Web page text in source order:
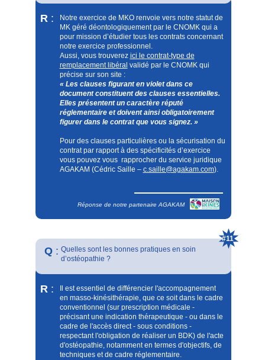
A noter qu’il n’existe pas d’ordre chez les
Ostéopathes.
Notre exercice de MKO renvoie vers notre statut de
MK géré déontologiquement par le CNOMK qui a
pour mission d’étudier tous les contrats concernant
notre exercice professionnel.
Aussi, vous trouverez ici le contrat-type de
remplacement libéral validé par le CNOMK qui
précise sur son site :
« Les clauses figurant en violet dans ce
document constituent des clauses essentielles.
Elles présentent un caractère réputé
réglementaire et doivent ainsi obligatoirement
figurer dans le contrat que vous signez. »
Pour des clauses particulières ou la sécurisation du
contrat par rapport à des spécificités d’exercice
vous pouvez vous rapprocher du service juridique
AGAKAM (Cédric Saille – c.saille@agakam.com).
R :
Réponse de notre partenaire AGAKAM
#11
Q:
R :
Il est essentiel de différencier l'accompagnement
en masso-kinésithérapie, que ce soit dans le cadre
conventionnel (sur prescription médicale -
précisant une indication thérapeutique - ou dans le
cadre de l'accès direct - sous conditions -
respectant l'obligation de réaliser un BDK) de l'acte
d'ostéopathie, notamment en termes d'objectifs, de
techniques et de cadre réglementaire.
Quelles sont les bonnes pratiques en soin
d’ostéopathie ?